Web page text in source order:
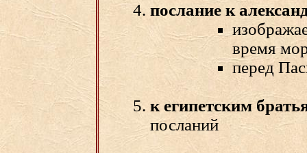
послание к
время
перед
к египетским
посланий